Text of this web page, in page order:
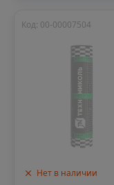
Нет в наличии
Код: 00-00007504